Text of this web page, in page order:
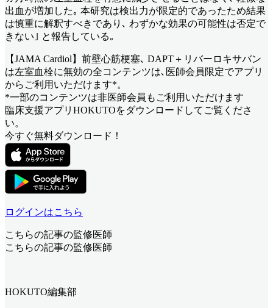
出血が増加した｡ 本研究は検出力が限定的であったため結果
は慎重に解釈すべきであり､ わずかな効果の可能性は否定で
きない｣ と報告している｡
【JAMA Cardiol】前壁心筋梗塞､ DAPT＋リバーロキサバン
は左室血栓に無効の全コンテンツは､医師会員限定でアプリ
からご利用いただけます*。
*一部のコンテンツは非医師会員もご利用いただけます
臨床支援アプリHOKUTOをダウンロードしてご覧くださ
い。
今すぐ無料ダウンロード！
ログインはこちら
こちらの記事の監修医師
こちらの記事の監修医師
HOKUTO編集部